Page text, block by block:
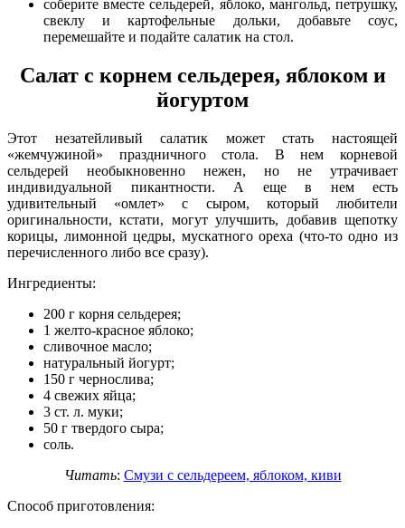
соберите вместе сельдерей, яблоко, мангольд, петрушку,
свеклу и картофельные дольки, добавьте соус,
перемешайте и подайте салатик на стол.
Салат с корнем сельдерея, яблоком и
йогуртом
Этот незатейливый салатик может стать настоящей
«жемчужиной» праздничного стола. В нем корневой
сельдерей необыкновенно нежен, но не утрачивает
индивидуальной пикантности. А еще в нем есть
удивительный «омлет» с сыром, который любители
оригинальности, кстати, могут улучшить, добавив щепотку
корицы, лимонной цедры, мускатного ореха (что-то одно из
перечисленного либо все сразу).
Ингредиенты:
200 г корня сельдерея;
1 желто-красное яблоко;
сливочное масло;
натуральный йогурт;
150 г чернослива;
4 свежих яйца;
3 ст. л. муки;
50 г твердого сыра;
соль.
Читать: Смузи с сельдереем, яблоком, киви
Способ приготовления: